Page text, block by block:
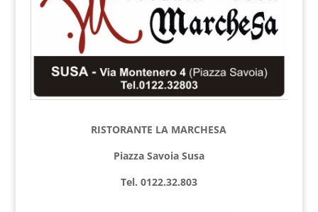
RISTORANTE LA MARCHESA
Piazza Savoia Susa
Tel. 0122.32.803